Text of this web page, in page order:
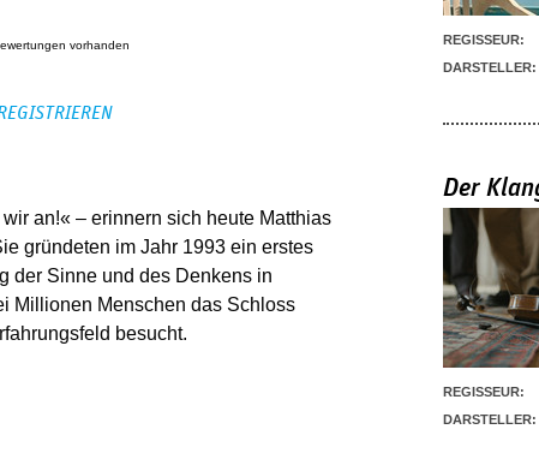
vorhanden
an!« – erinnern sich heute Matthias
gründeten im Jahr 1993 ein erstes
der Sinne und des Denkens in
Millionen Menschen das Schloss
besucht.
REGISSEUR:
DARSTELLER:
Der
REGISSEUR:
DARSTELLER: